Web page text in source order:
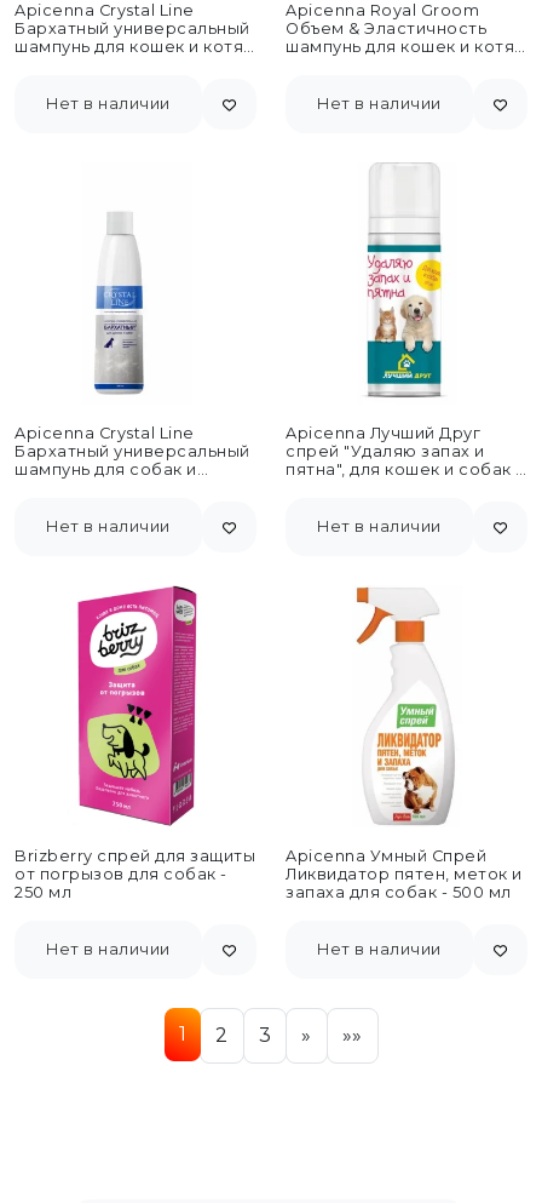
Apicenna Crystal Line
Бархатный универсальный
шампунь для кошек и котят
Нет в наличии
Apicenna Royal Groom
Объем & Эластичность
шампунь для кошек и котят
Нет в наличии
Apicenna Crystal Line
Бархатный универсальный
шампунь для собак и
Нет в наличии
Apicenna Лучший Друг
спрей "Удаляю запах и
пятна", для кошек и собак -
Нет в наличии
Brizberry спрей для защиты
от погрызов для собак -
250 мл
Нет в наличии
Apicenna Умный Спрей
Ликвидатор пятен, меток и
запаха для собак - 500 мл
Нет в наличии
1 2 3 » »»